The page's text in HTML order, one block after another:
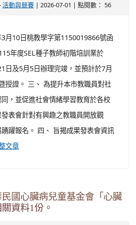
活動與競賽 | 2026-07-01 | 點閱數： 56
月10日桃教學字第1150019866號函
年度SEL種子教師初階培訓業於
日及5月5日辦理完竣，並預計於7月
授證。 三、 為提升本市教職員對社
，並促進社會情緒學習教育於各校
表會針對有興趣之教職員開放觀
躍報名。 四、 旨揭成果發表會資訊
文章
國心臟病兒童基金會「心臟
資料1份。